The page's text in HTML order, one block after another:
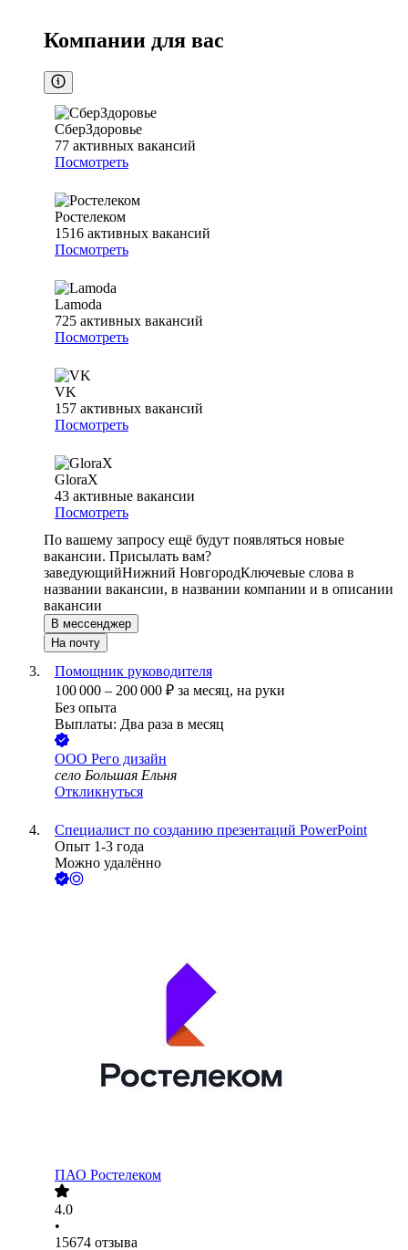
Компании для вас
СберЗдоровье
77 активных вакансий
Посмотреть
Ростелеком
1516 активных вакансий
Посмотреть
Lamoda
725 активных вакансий
Посмотреть
VK
157 активных вакансий
Посмотреть
GloraX
43 активные вакансии
Посмотреть
По вашему запросу ещё будут появляться новые
вакансии. Присылать вам?
заведующийНижний НовгородКлючевые слова в
названии вакансии, в названии компании и в описании
вакансии
В мессенджер
На почту
Помощник руководителя
100 000 – 200 000 ₽ за месяц, на руки
Без опыта
Выплаты: Два раза в месяц
ООО Рего дизайн
село Большая Ельня
Откликнуться
Специалист по созданию презентаций PowerPoint
Опыт 1-3 года
Можно удалённо
ПАО Ростелеком
4.0
•
15674 отзыва